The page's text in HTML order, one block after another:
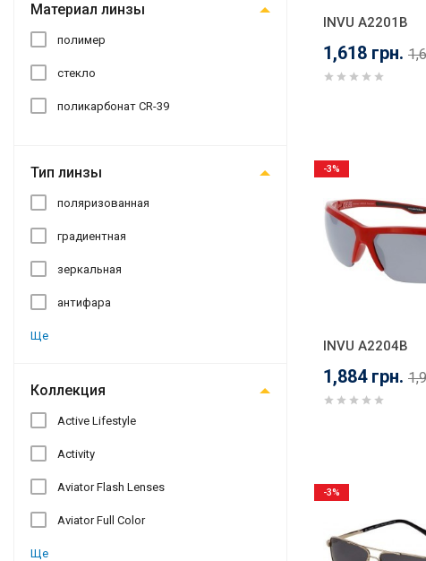
Материал линзы
полимер
стекло
поликарбонат CR-39
Тип линзы
поляризованная
градиентная
зеркальная
антифара
Ще
Коллекция
Active Lifestyle
Activity
Aviator Flash Lenses
Aviator Full Color
Ще
INVU A2201B
1,618 грн.
INVU A2204B
1,884 грн.
-3%
-3%